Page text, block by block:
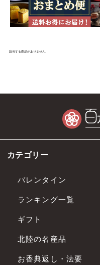
該当する商品がありません。
カテゴリー
バレンタイン
ランキング一覧
ギフト
北陸の名産品
お香典返し・法要